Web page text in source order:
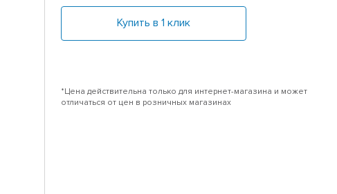
Купить в 1 клик
*Цена действительна только для интернет-магазина и может
отличаться от цен в розничных магазинах